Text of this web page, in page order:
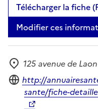
Télécharger la fiche
Modifier ces
Adresse
125 avenue de
Site internet
http://
sante/fiche-